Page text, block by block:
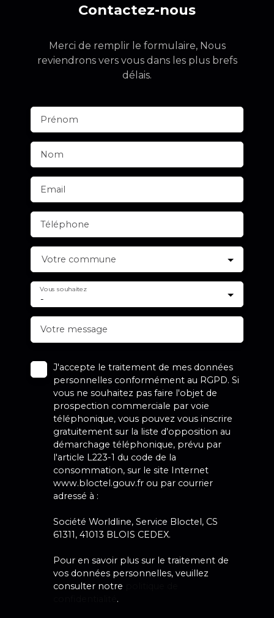
Contactez-nous
Merci de remplir le formulaire, Nous
reviendrons vers vous dans les plus brefs
délais.
Prénom
Nom
Email
Téléphone
Votre commune
-
Vous souhaitez
Votre message
J'accepte le traitement de mes données
personnelles conformément au RGPD. Si
vous ne souhaitez pas faire l'objet de
prospection commerciale par voie
téléphonique, vous pouvez vous inscrire
gratuitement sur la liste d'opposition au
démarchage téléphonique, prévu par
l'article L223-1 du code de la
consommation, sur le site Internet
www.bloctel.gouv.fr ou par courrier
adressé à :
Société Worldline, Service Bloctel, CS
61311, 41013 BLOIS CEDEX.
Pour en savoir plus sur le traitement de
vos données personnelles, veuillez
consulter notre
.